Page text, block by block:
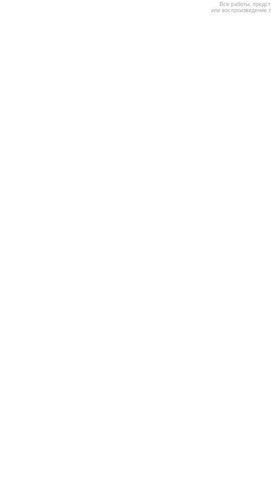
Все работы,
или воспроизведение